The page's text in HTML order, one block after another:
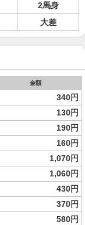
2馬身
大差
金額
340円
130円
190円
160円
1,070円
1,060円
430円
370円
580円